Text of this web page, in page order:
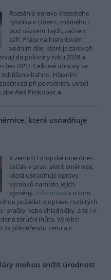
Rozsáhlá oprava Veseckého
rybníka v Liberci, známého i
pod názvem Tajch, začne v
září. Práce na historickém
vodním díle, které je zároveň
do poloviny roku 2028 a
bez DPH. Celkové obnovy se
odtěženo bahno. Hlavním
při povodních, uvedl
Aleš Prokopec.
která usnadňuje
V zemích Evropské unie dnes
začala v praxi platit směrnice,
která usnadňuje opravy
výrobků namísto jejich
výměny. Informovala o tom
požádat o opravu rozbitých
pračky nebo chladničky, a to i v
záruční lhůta. Výrobci
přiměřenou cenu a v
mohou snížit úrodnost